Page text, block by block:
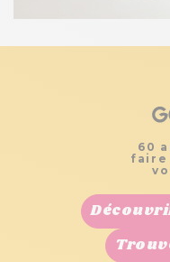
60
faire